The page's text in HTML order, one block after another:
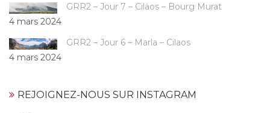
GRR2 – Jour 7 – Cilaos – Bourg Murat
4 mars 2024
GRR2 – Jour 6 – Marla – Cilaos
4 mars 2024
REJOIGNEZ-NOUS SUR INSTAGRAM